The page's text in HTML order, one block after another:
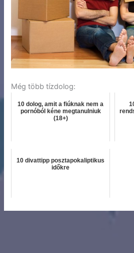
Még több tízdolog:
10 dolog, amit a fiúknak nem a
pornóból kéne megtanulniuk
(18+)
10 divattipp posztapokaliptikus
időkre